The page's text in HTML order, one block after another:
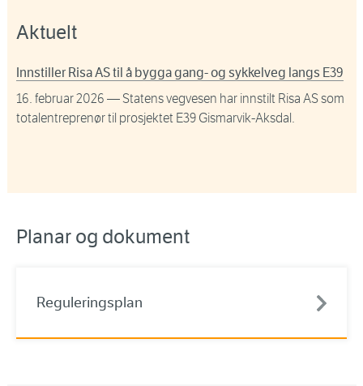
Aktuelt
Innstiller Risa AS til å bygga gang- og sykkelveg langs E39
16. februar 2026 — Statens vegvesen har innstilt Risa AS som
totalentreprenør til prosjektet E39 Gismarvik-Aksdal.
Planar og dokument
Reguleringsplan